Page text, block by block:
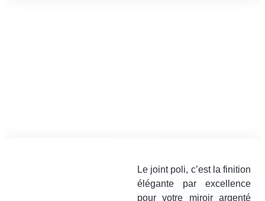
Le joint poli, c’est la finition
élégante par excellence
pour votre miroir argenté